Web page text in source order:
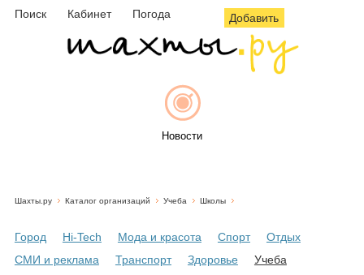
Поиск Кабинет Погода Добавить
Новости
Шахты.ру Каталог организаций Учеба Школы
Город Hi-Tech Мода и красота Спорт
Отдых
СМИ и реклама
Транспорт Здоровье
Учеба